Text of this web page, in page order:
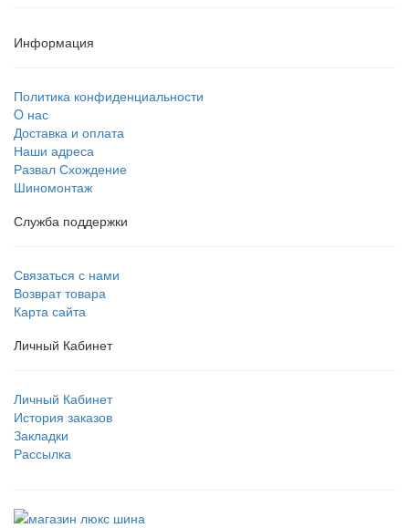
Информация
Политика конфиденциальности
O нас
Доставка и оплата
Наши адреса
Развал Схождение
Шиномонтаж
Служба поддержки
Связаться с нами
Возврат товара
Карта сайта
Личный Кабинет
Личный Кабинет
История заказов
Закладки
Рассылка